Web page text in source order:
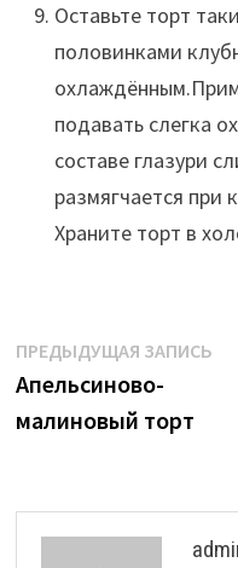
Оставьте торт
половинками
подавать слегка
составе глазури
размягчается при
Храните торт в
Навигация
по
ПРЕДЫДУЩАЯ ЗАПИСЬ
Апельсиново-
малиновый торт